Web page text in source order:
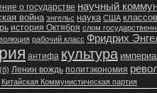
о государстве научный
война энгельс наука США
история Октября слом
рабочий класс Фридрих
антифа культура
Ленин вождь политэкономия
Китайская Коммунистическая партия